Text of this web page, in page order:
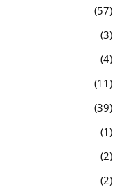
57
3
4
11
39
1
2
2